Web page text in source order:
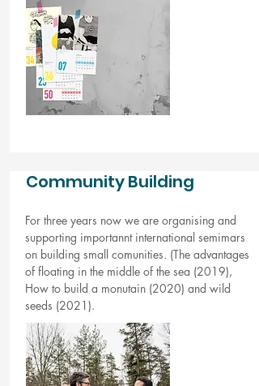
Community Building
For three years now we are organising and
supporting importannt international semimars
on building small comunities. (The advantages
of floating in the middle of the sea (2019),
How to build a monutain (2020) and wild
seeds (2021).